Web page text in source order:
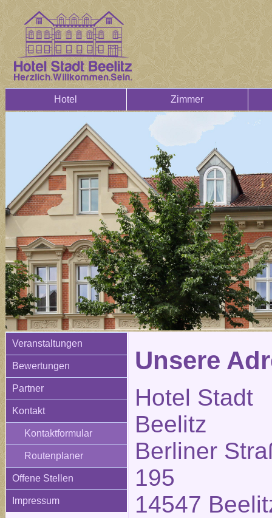
Hotel Zimmer
Veranstaltungen
Bewertungen
Partner
Kontakt
Kontaktformular
Routenplaner
Offene Stellen
Impressum
Unsere
Hotel Stadt
Beelitz
Berliner
195
14547